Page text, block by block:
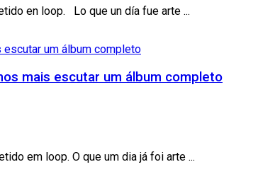
en loop. Lo que un día fue arte ...
mais escutar um álbum completo
em loop. O que um dia já foi arte ...